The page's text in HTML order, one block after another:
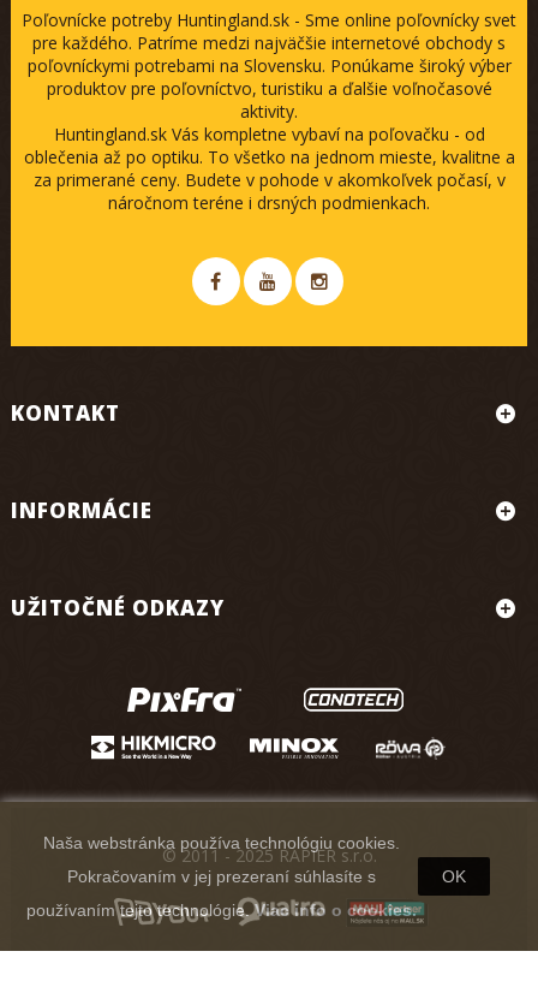
Poľovnícke potreby Huntingland.sk - Sme online poľovnícky svet
pre každého. Patríme medzi najväčšie internetové obchody s
poľovníckymi potrebami na Slovensku. Ponúkame široký výber
produktov pre poľovníctvo, turistiku a ďalšie voľnočasové
aktivity.
Huntingland.sk Vás kompletne vybaví na poľovačku - od
oblečenia až po optiku. To všetko na jednom mieste, kvalitne a
za primerané ceny. Budete v pohode v akomkoľvek počasí, v
náročnom teréne i drsných podmienkach.
KONTAKT
INFORMÁCIE
UŽITOČNÉ ODKAZY
Naša webstránka používa technológiu cookies.
Pokračovaním v jej prezeraní súhlasíte s
používaním tejto technológie.Viac info o cookies.
OK
© 2011 - 2025 RAPIER s.r.o.